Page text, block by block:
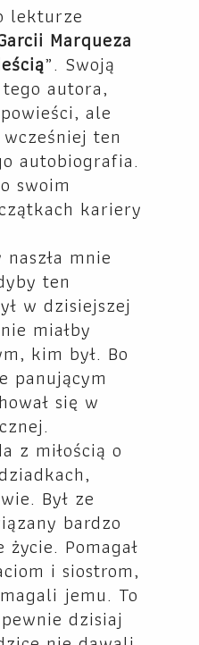
lekturze
Marqueza
„. Swoją
autora,
ale
ten
autobiografia.
swoim
kariery
mnie
ten
w dzisiejszej
miałby
kim był. Bo
panującym
się w
z miłością o
Był ze
bardzo
życie. Pomagał
i siostrom,
jemu. To
dzisiaj